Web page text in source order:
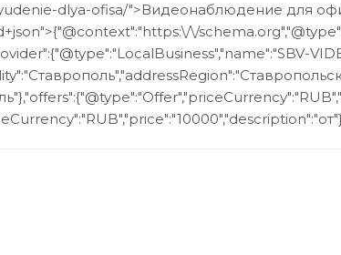
dlya-ofisa/">Видеонаблюдение для
\/